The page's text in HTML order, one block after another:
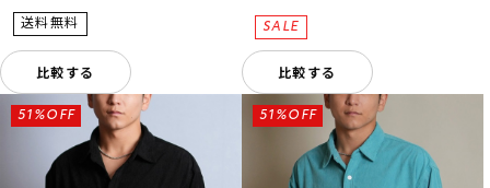
比較する 比較する
51%OFF 51%OFF